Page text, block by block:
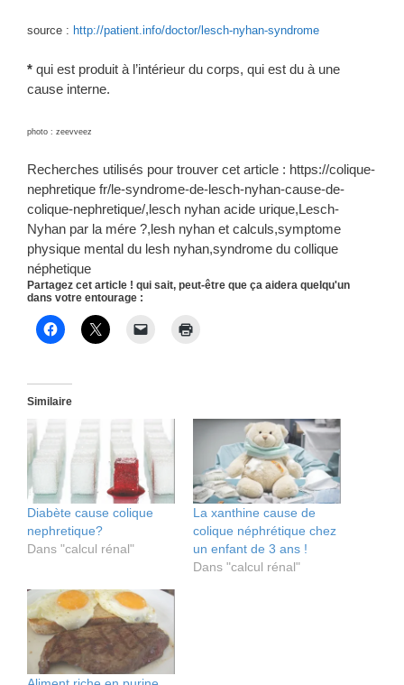
source : http://patient.info/doctor/lesch-nyhan-syndrome
* qui est produit à l’intérieur du corps, qui est du à une
cause interne.
photo : zeevveez
Recherches utilisés pour trouver cet article : https://colique-
nephretique fr/le-syndrome-de-lesch-nyhan-cause-de-
colique-nephretique/,lesch nyhan acide urique,Lesch-
Nyhan par la mére ?,lesh nyhan et calculs,symptome
physique mental du lesh nyhan,syndrome du collique
néphetique
Partagez cet article ! qui sait, peut-être que ça aidera quelqu'un
dans votre entourage :
Similaire
Diabète cause colique
nephretique?
Dans "calcul rénal"
La xanthine cause de
colique néphrétique chez
un enfant de 3 ans !
Dans "calcul rénal"